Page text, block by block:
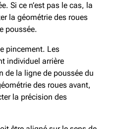
Si ce n’est pas le cas, la
la géométrie des roues
poussée.
pincement. Les
individuel arrière
la ligne de poussée du
des roues avant,
la précision des